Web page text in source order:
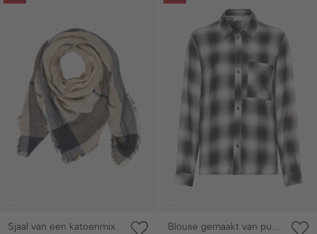
Sjaal van een katoenmix
Blouse gemaakt van puur